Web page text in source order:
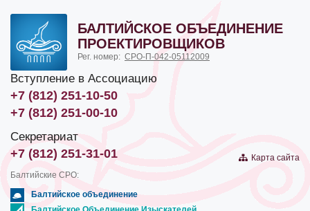
БАЛТИЙСКОЕ ОБЪЕДИНЕНИЕ
ПРОЕКТИРОВЩИКОВ
Рег. номер: СРО-П-042-05112009
Вступление в Ассоциацию
+7 (812) 251-10-50
+7 (812) 251-00-10
Секретариат
+7 (812) 251-31-01
Карта сайта
Балтийские СРО:
Балтийское объединение